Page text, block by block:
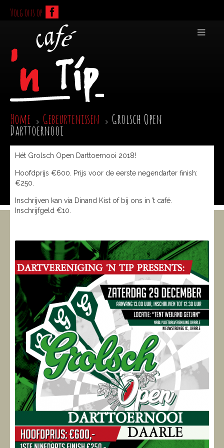
Volg ons op
Home Gebeurtenissen Grolsch Open
Darttoernooi
Hét Grolsch Open Darttoernooi 2018!
Hoofdprijs €600. Prijs voor de eerste negendarter finish:
€250.
Inschrijven kan via Dinand Kist of bij ons in ’t café.
Inschrijfgeld €10.